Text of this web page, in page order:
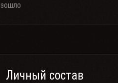
Личный состав